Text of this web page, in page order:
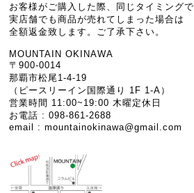
お客様がご購入した際、同じタイミングで
実店舗でも商品が売れてしまった場合は
全額返金致します。ご了承下さい。
MOUNTAIN OKINAWA
〒900-0014
那覇市松尾1-4-19
（ピースリーイン国際通り 1F 1-A）
営業時間 11:00~19:00 木曜定休日
お電話 : 098-861-2688
email :mountainokinawa@gmail.com